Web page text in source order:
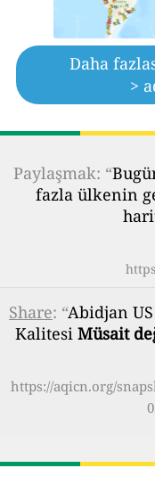
Daha
>
Paylaşmak: “
fazla ülkenin
Share: “Abidjan
Kalitesi Müsait
https://aqicn.org/